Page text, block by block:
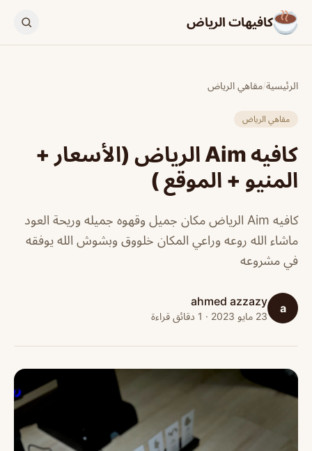
كافيهات الرياض
الرئيسية/مقاهي الرياض
مقاهي الرياض
كافيه Aim الرياض (الأسعار +
المنيو + الموقع )
كافيه Aim الرياض مكان جميل وقهوه جميله وريحة العود
ماشاء الله روعه وراعي المكان خلووق وبشوش الله يوفقه
في مشروعه
a
ahmed azzazy
23 مايو 2023 · 1 دقائق قراءة